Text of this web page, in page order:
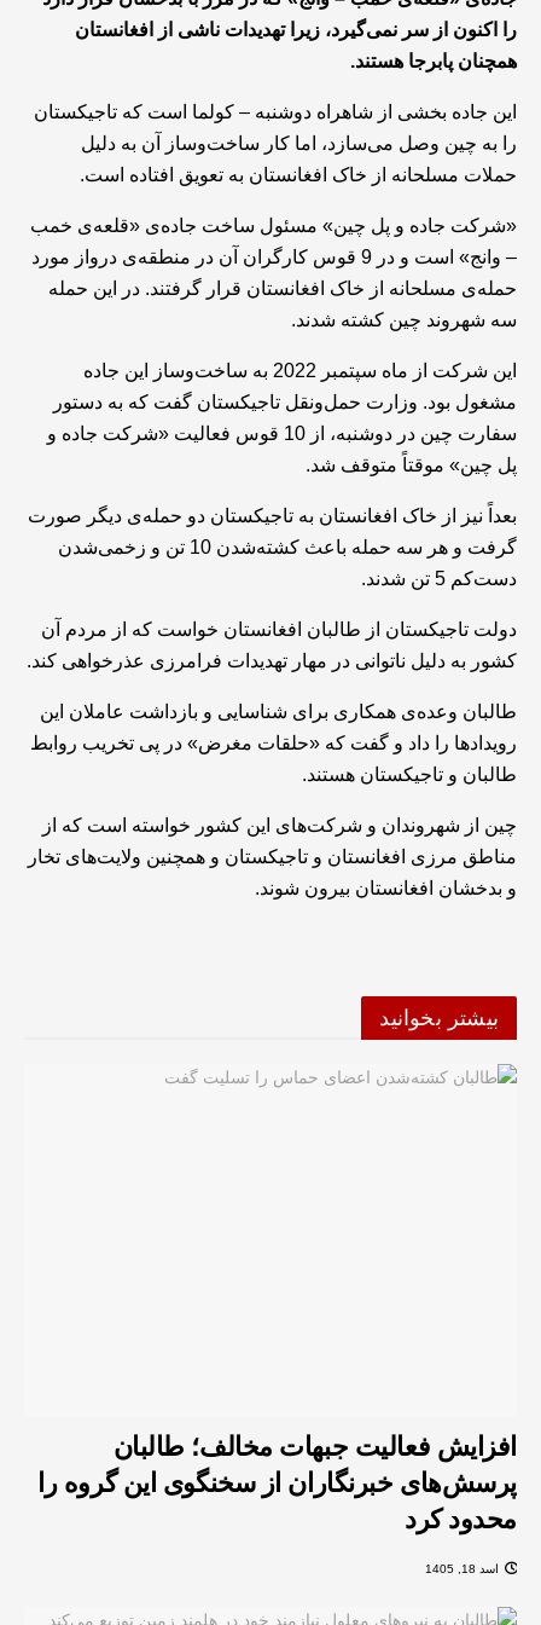
را اکنون از سر نمی‌گیرد، زیرا تهدیدات ناشی از افغانستان
همچنان پابرجا هستند.
این جاده بخشی از شاهراه دوشنبه – کولما است که تاجیکستان
را به چین وصل می‌سازد، اما کار ساخت‌وساز آن به دلیل
حملات مسلحانه از خاک افغانستان به تعویق افتاده است.
«شرکت جاده و پل چین» مسئول ساخت جاده‌ی «قلعه‌ی خمب
– وانج» است و در 9 قوس کارگران آن در منطقه‌ی درواز مورد
حمله‌ی مسلحانه از خاک افغانستان قرار گرفتند. در این حمله
سه شهروند چین کشته شدند.
این شرکت از ماه سپتمبر 2022 به ساخت‌وساز این جاده
مشغول بود. وزارت حمل‌ونقل تاجیکستان گفت که به دستور
سفارت چین در دوشنبه، از 10 قوس فعالیت «شرکت جاده و
پل چین» موقتاً متوقف شد.
بعداً نیز از خاک افغانستان به تاجیکستان دو حمله‌ی دیگر صورت
گرفت و هر سه حمله باعث کشته‌شدن 10 تن و زخمی‌شدن
دست‌کم 5 تن شدند.
دولت تاجیکستان از طالبان افغانستان خواست که از مردم آن
کشور به دلیل ناتوانی در مهار تهدیدات فرامرزی عذرخواهی کند.
طالبان وعده‌ی همکاری برای شناسایی و بازداشت عاملان این
رویدادها را داد و گفت که «حلقات مغرض» در پی تخریب روابط
طالبان و تاجیکستان هستند.
چین از شهروندان و شرکت‌های این کشور خواسته است که از
مناطق مرزی افغانستان و تاجیکستان و همچنین ولایت‌های تخار
و بدخشان افغانستان بیرون شوند.
بیشتر بخوانید
افزایش فعالیت‌ جبهات مخالف؛ طالبان
پرسش‌های خبرنگاران از سخنگوی این گروه را
محدود کرد
اسد 18, 1405